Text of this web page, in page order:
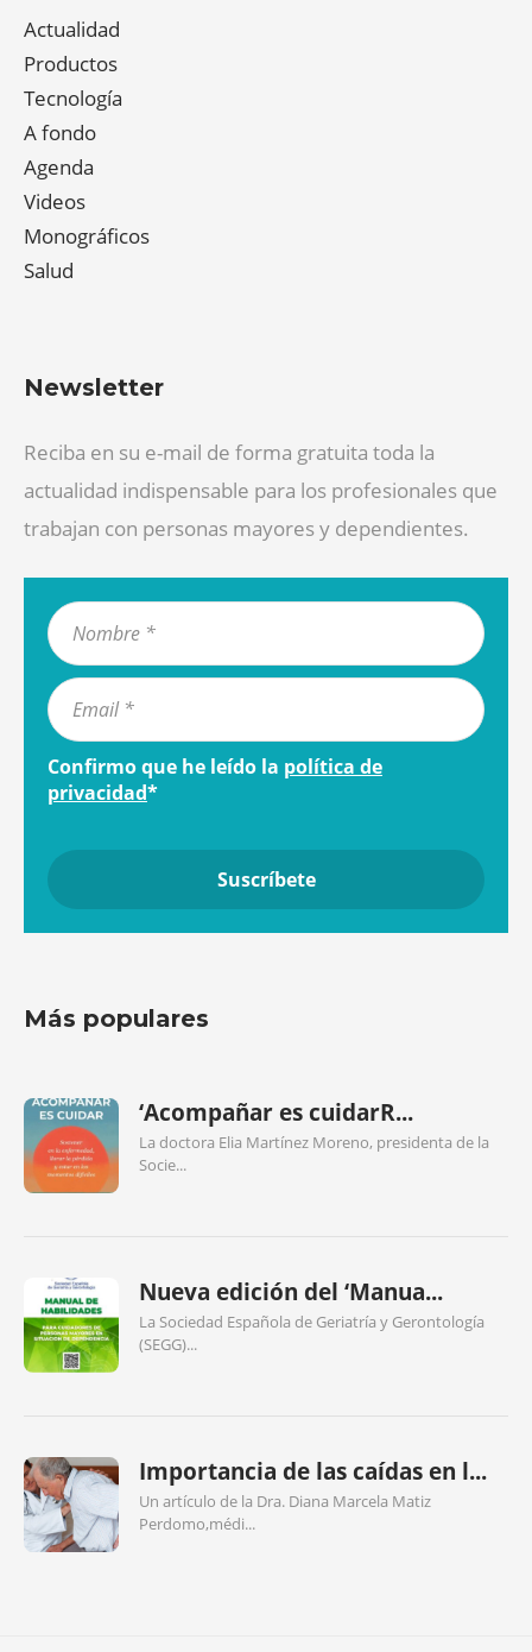
Actualidad
Productos
Tecnología
A fondo
Agenda
Videos
Monográficos
Salud
Newsletter
Reciba en su e-mail de forma gratuita toda la
actualidad indispensable para los profesionales que
trabajan con personas mayores y dependientes.
Confirmo que he leído la política de
privacidad*
Más populares
‘Acompañar es cuidarR...
La doctora Elia Martínez Moreno, presidenta de la
Socie...
Nueva edición del ‘Manua...
La Sociedad Española de Geriatría y Gerontología
(SEGG)...
Importancia de las caídas en l...
Un artículo de la Dra. Diana Marcela Matiz
Perdomo,médi...